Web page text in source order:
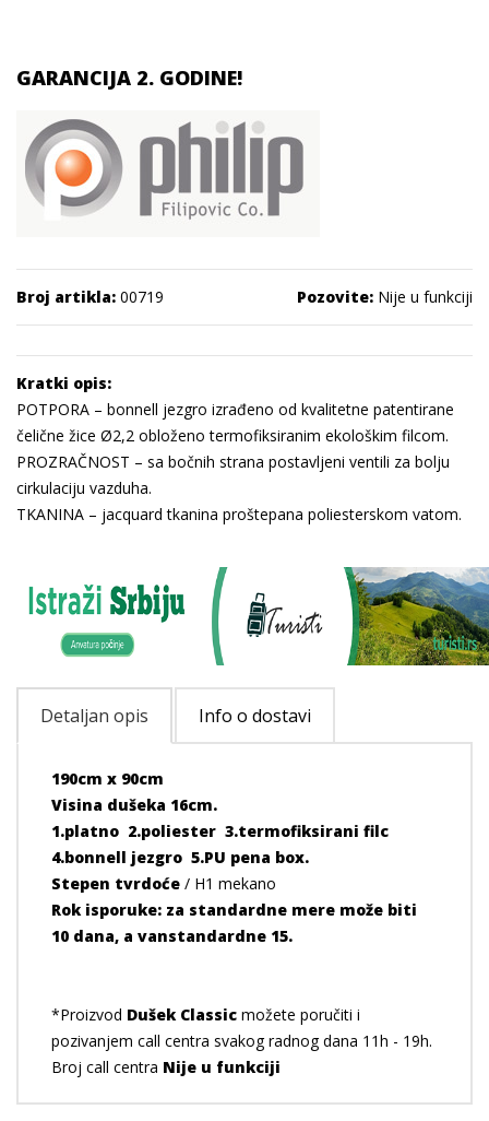
GARANCIJA 2. GODINE!
Broj artikla: 00719 Pozovite: Nije u funkciji
Kratki opis:
POTPORA – bonnell jezgro izrađeno od kvalitetne patentirane
čelične žice Ø2,2 obloženo termofiksiranim ekološkim filcom.
PROZRAČNOST – sa bočnih strana postavljeni ventili za bolju
cirkulaciju vazduha.
TKANINA – jacquard tkanina proštepana poliesterskom vatom.
Detaljan opis Info o dostavi
190cm x 90cm
Visina dušeka 16cm.
1.platno 2.poliester 3.termofiksirani filc
4.bonnell jezgro 5.PU pena box.
Stepen tvrdoće / H1 mekano
Rok isporuke: za standardne mere može biti
10 dana, a vanstandardne 15.
*Proizvod Dušek Classic možete poručiti i
pozivanjem call centra svakog radnog dana 11h - 19h.
Broj call centra Nije u funkciji